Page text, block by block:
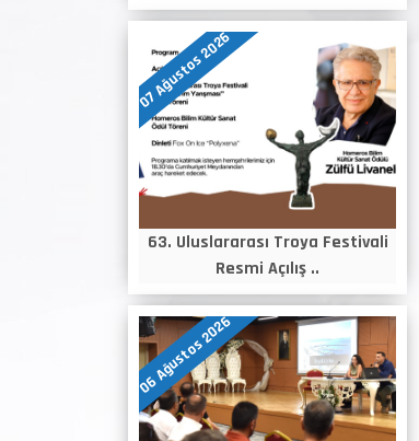
07 Ağustos 2026
63. Uluslararası Troya Festivali
Resmi Açılış ..
06 Ağustos 2026